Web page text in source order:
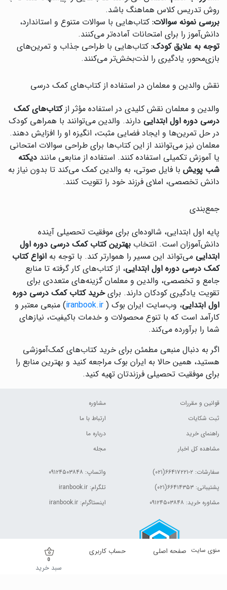
صفحه اصلی منوی سایت حساب کاربری
0
سبد خرید
روش تدریس کلاس هماهنگ باشد.
بررسی نمونه سوالات: کتاب‌هایی با سوالات متنوع و استاندارد،
دانش‌آموز را برای امتحانات آماده‌تر می‌کنند.
توجه به علایق کودک: کتاب‌هایی با طراحی جذاب و تمرین‌های
بازی‌محور، یادگیری را لذت‌بخش‌تر می‌کنند.
نقش والدین و معلمان در استفاده از کتاب‌های کمک درسی
والدین و معلمان نقش کلیدی در استفاده مؤثر ازکتاب‌های کمک
درسی دوره اول ابتدایی دارند. والدین می‌توانند با همراهی کودک
در حل تمرین‌ها و ایجاد فضایی مثبت، انگیزه او را افزایش دهند.
معلمان نیز می‌توانند از این کتاب‌ها برای طراحی سوالات امتحانی
یا آموزش تکمیلی استفاده کنند. استفاده از منابعی مانند دیکته
شب پویش با فایل صوتی، به والدین کمک می‌کند تا بدون نیاز به
دانش تخصصی، املای فرزند خود را تقویت کنند.
جمع‌بندی
پایه اول ابتدایی، شالوده‌ای برای موفقیت تحصیلی آینده
دانش‌آموزان است. انتخاب بهترین کتاب کمک درسی دوره اول
ابتدایی می‌تواند این مسیر را هموارتر کند. با توجه به انواع کتاب
کمک درسی دوره اول ابتدایی، از کتاب‌های کار گرفته تا منابع
جامع و تخصصی، والدین و معلمان گزینه‌های متعددی برای
تقویت یادگیری کودکان دارند. برایخرید کتاب کمک درسی دوره
اول ابتدایی، وب‌سایت ایران بوک ( iranbook.ir) منبعی معتبر و
کارآمد است که با تنوع محصولات و خدمات باکیفیت، نیازهای
شما را برآورده می‌کند.
اگر به دنبال منبعی مطمئن برای خرید کتاب‌های کمک‌آموزشی
هستید، همین حالا به ایران بوک مراجعه کنید و بهترین منابع را
برای موفقیت تحصیلی فرزندتان تهیه کنید.
قوانین و مقررات
ثبت شکایات
راهنمای خرید
مشاهده کل اخبار
مشاوره
ارتباط با ما
درباره ما
مجله
سفارشات: ۲-۶۶۴۱۷۲۲۱(۰۲۱)
پشتیبانی: ۶۶۴۱۴۳۵۳(۰۲۱)
مشاوره خرید: ۰۹۱۲۴۵۰۳۸۴۸
واتساپ: ۰۹۱۲۴۵۰۳۸۴۸
تلگرام: iranbook.ir
اینستاگرام: iranbook.ir